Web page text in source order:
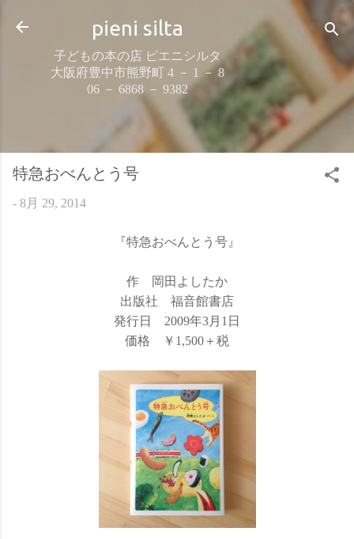
スキップしてメイン コンテンツに移動
pieni silta
子どもの本の店 ピエニシルタ
大阪府豊中市熊野町 4 － 1 － 8
06 － 6868 － 9382
特急おべんとう号
- 8月 29, 2014
『特急おべんとう号』
作 岡田よしたか
出版社 福音館書店
発行日 2009年3月1日
価格 ￥1,500＋税